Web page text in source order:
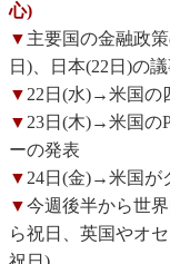
心)
▼ 主要国の金融政
日)、日本(22日)の
▼22日(水)→米国の
▼23日(木)→米国の
ーの発表
▼24日(金)→米国が
▼今週後半から世
ら祝日、英国やオ